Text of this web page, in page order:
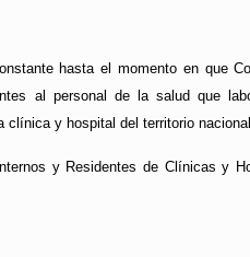
hasta el momento en que
al personal de la salud que
clínica y hospital del territorio
y Residentes de Clínicas